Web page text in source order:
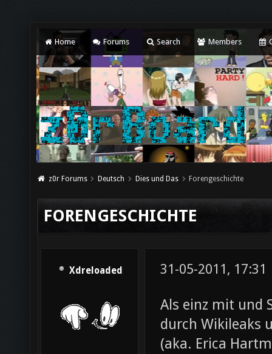
Home Forums Search Members
z0r Forums Deutsch Dies und Das Forengeschichte
FORENGESCHICHTE
Xdreloaded 31-05-2011, 17:31
Als einz mit und
durch Wikileaks
(aka. Erica